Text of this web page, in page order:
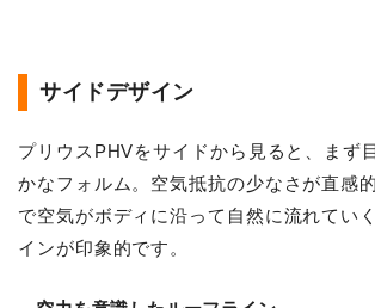
サイドデザイン
プリウスPHVをサイドから見ると、まず
かなフォルム。空気抵抗の少なさが直感
で空気がボディに沿って自然に流れてい
インが印象的です。